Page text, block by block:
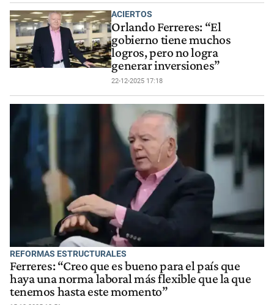
ACIERTOS
Orlando Ferreres: “El
gobierno tiene muchos
logros, pero no logra
generar inversiones”
22-12-2025 17:18
REFORMAS ESTRUCTURALES
Ferreres: “Creo que es bueno para el país que
haya una norma laboral más flexible que la que
tenemos hasta este momento”